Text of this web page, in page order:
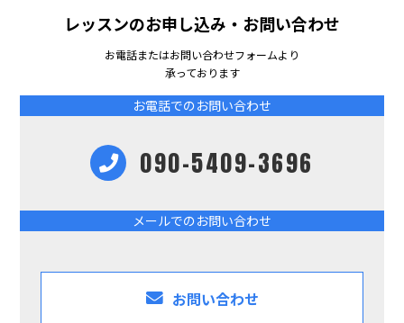
レッスンのお申し込み・お問い合わせ
お電話またはお問い合わせフォームより
承っております
お電話でのお問い合わせ
090-5409-3696
メールでのお問い合わせ
お問い合わせ